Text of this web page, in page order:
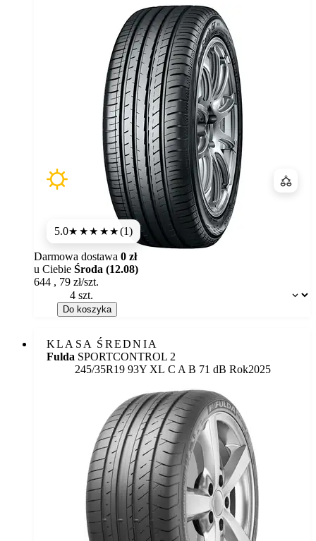
5.0★★★★★(1)
Dostępność:
Darmowa dostawa 0 zł
u Ciebie Środa (12.08)
644 , 79 zł/szt.
Do koszyka
KLASA ŚREDNIA
Fulda SPORTCONTROL 2
245/35R19 93Y XL Etykieta:
C A B 71 dB Rok2025